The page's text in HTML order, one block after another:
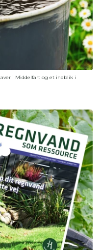
i Middelfart og et indblik i